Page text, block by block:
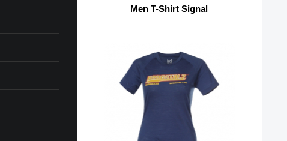
Men T-Shirt Signal